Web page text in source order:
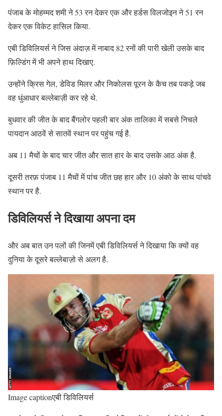
पंजाब के मोहम्मद शमी ने 53 रन देकर एक और हर्डस विलजोइन ने 51 रन
देकर एक विकेट हासिल किया.
एबी डिविलियर्स ने जिस अंदाज़ में नाबाद 82 रनों की पारी खेली उसके बाद
फ़िल्डिंग में भी अपने हाथ दिखाए.
उन्होंने क्रिस गेल, डेविड मिलर और निकोलस पूरन के कैच तब पकड़े जब
वह धुंआधार बल्लेबाज़ी कर रहे थे.
बुधवार की जीत के बाद बैंगलोर पहली बार अंक तालिका में सबसे निचले
पायदान आठवें से सातवें स्थान पर पहुंच गई है.
अब 11 मैचों के बाद चार जीत और सात हार के बाद उसके आठ अंक है.
दूसरी तरफ़ पंजाब 11 मैचों में पांच जीत छह हार और 10 अंको के साथ पांचवे
स्थान पर है.
डिविलियर्स ने दिखाया अपना दम
और अब बात उन पलों की जिनमें एबी डिविलियर्स ने दिखाया कि क्यों वह
दुनिया के दूसरे बल्लेबाज़ो से अलग है.
Image captionएबी डिविलियर्स